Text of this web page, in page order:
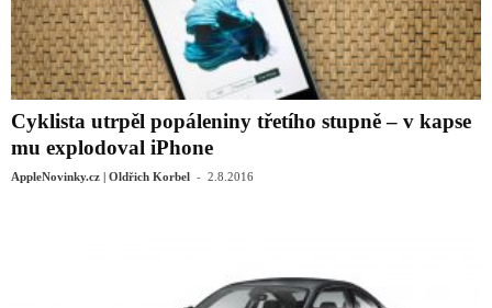
Cyklista utrpěl popáleniny třetího stupně – v kapse
mu explodoval iPhone
AppleNovinky.cz | Oldřich Korbel - 2.8.2016